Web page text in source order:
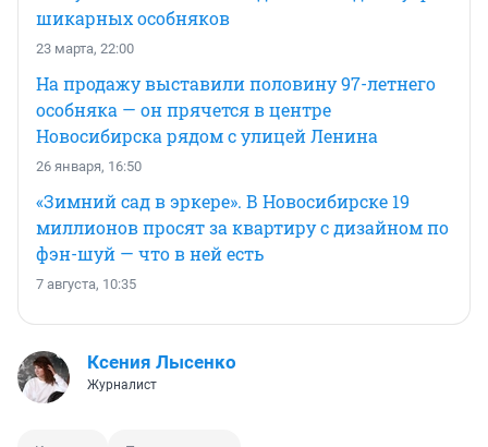
шикарных особняков
23 марта, 22:00
На продажу выставили половину 97-летнего
особняка — он прячется в центре
Новосибирска рядом с улицей Ленина
26 января, 16:50
«Зимний сад в эркере». В Новосибирске 19
миллионов просят за квартиру с дизайном по
фэн-шуй — что в ней есть
7 августа, 10:35
Ксения Лысенко
Журналист